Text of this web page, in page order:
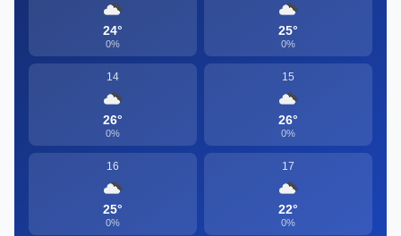
24°
0%
25°
0%
14
26°
0%
15
26°
0%
16
25°
0%
17
22°
0%